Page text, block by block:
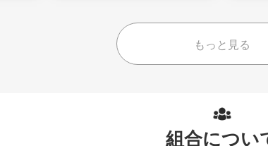
もっと見る
組合につい